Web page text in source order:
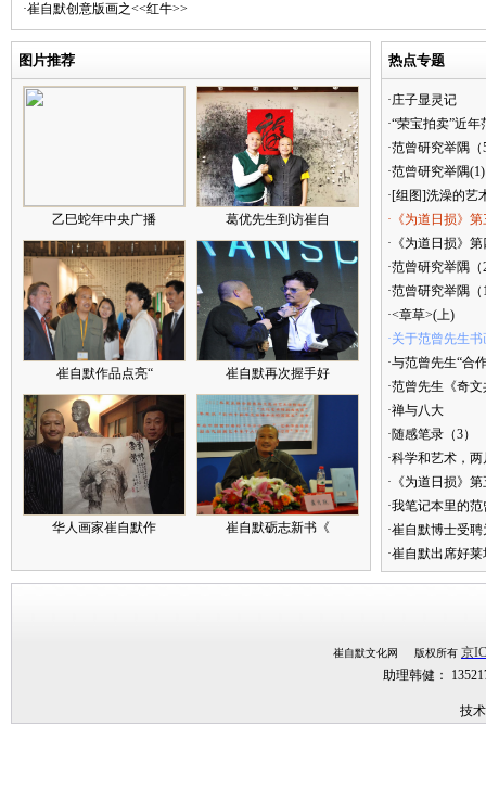
·崔自默创意版画之<<红牛>>
图片推荐
乙巳蛇年中央广播 葛优先生到访崔自
崔自默作品点亮“ 崔自默再次握手好
华人画家崔自默作 崔自默砺志新书《
热点专题
·庄子显灵记
·“荣宝拍卖”近
·范曾研究举隅（
·范曾研究举隅(1)
·[组图]洗澡的艺
·《为道日损》
·《为道日损》
·范曾研究举隅（
·范曾研究举隅（
·<章草>(上)
·关于范曾先生
·与范曾先生“合
·范曾先生《奇
·禅与八大
·随感笔录（3）
·科学和艺术，
·《为道日损》
·我笔记本里的
·崔自默博士受
·崔自默出席好
崔自默文化网 版权所有 京
助理韩健：
技